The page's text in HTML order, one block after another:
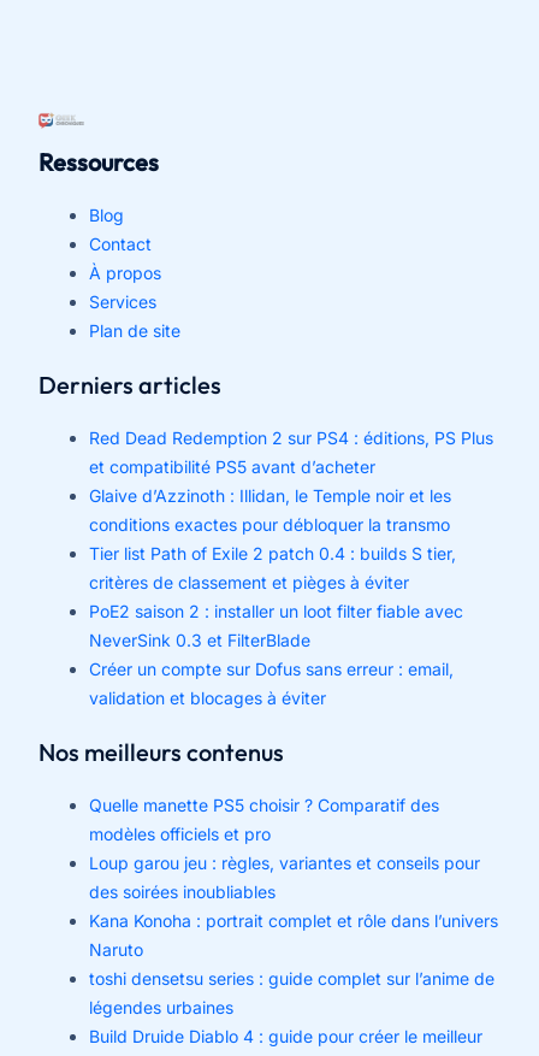
Ressources
Blog
Contact
À propos
Services
Plan de site
Derniers articles
Red Dead Redemption 2 sur PS4 : éditions, PS Plus
et compatibilité PS5 avant d’acheter
Glaive d’Azzinoth : Illidan, le Temple noir et les
conditions exactes pour débloquer la transmo
Tier list Path of Exile 2 patch 0.4 : builds S tier,
critères de classement et pièges à éviter
PoE2 saison 2 : installer un loot filter fiable avec
NeverSink 0.3 et FilterBlade
Créer un compte sur Dofus sans erreur : email,
validation et blocages à éviter
Nos meilleurs contenus
Quelle manette PS5 choisir ? Comparatif des
modèles officiels et pro
Loup garou jeu : règles, variantes et conseils pour
des soirées inoubliables
Kana Konoha : portrait complet et rôle dans l’univers
Naruto
toshi densetsu series : guide complet sur l’anime de
légendes urbaines
Build Druide Diablo 4 : guide pour créer le meilleur